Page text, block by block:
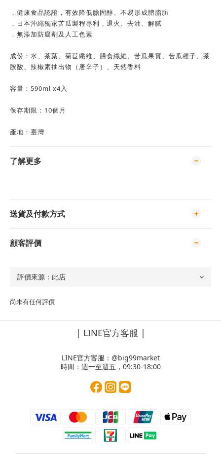
．健康食品認證，有效降低膽固醇、不易形成體脂肪
．日本沖繩獨家苦瓜製程專利，退火、去油、解膩
．無添加防腐劑及人工色素
成份：水、茶葉、菊苣纖維、膳食纖維、苦瓜果實、苦瓜種子、茶
胺酸、辣椒素抽出物（唐辛子）、天然香料
容量：590ml x4入
保存期限：10個月
產地：臺灣
了解更多
送貨及付款方式
顧客評價
尚未有任何評價
| LINE官方客服 |
LINE官方客服： @big99market
時間：週一至週五，09:30-18:00